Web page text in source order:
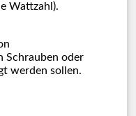
Wattzahl).
Schrauben oder
werden sollen.